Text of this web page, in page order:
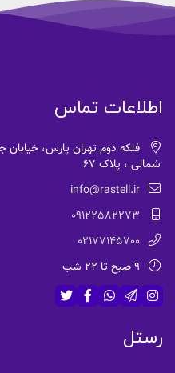
اطلاعات تماس
فلکه دوم تهران پارس، خیابان
شمالی ، پلاک 67
info@rastell.ir
09122582273
02177145700
9 صبح تا 22 شب
رستل